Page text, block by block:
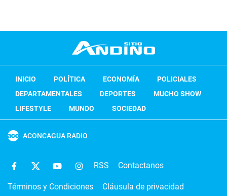
INICIO POLÍTICA ECONOMÍA
POLICIALES
DEPARTAMENTALES
DEPORTES
MUCHO SHOW
LIFESTYLE
MUNDO SOCIEDAD
ACONCAGUA RADIO
RSS Contactanos
Términos y Condiciones Cláusula de privacidad